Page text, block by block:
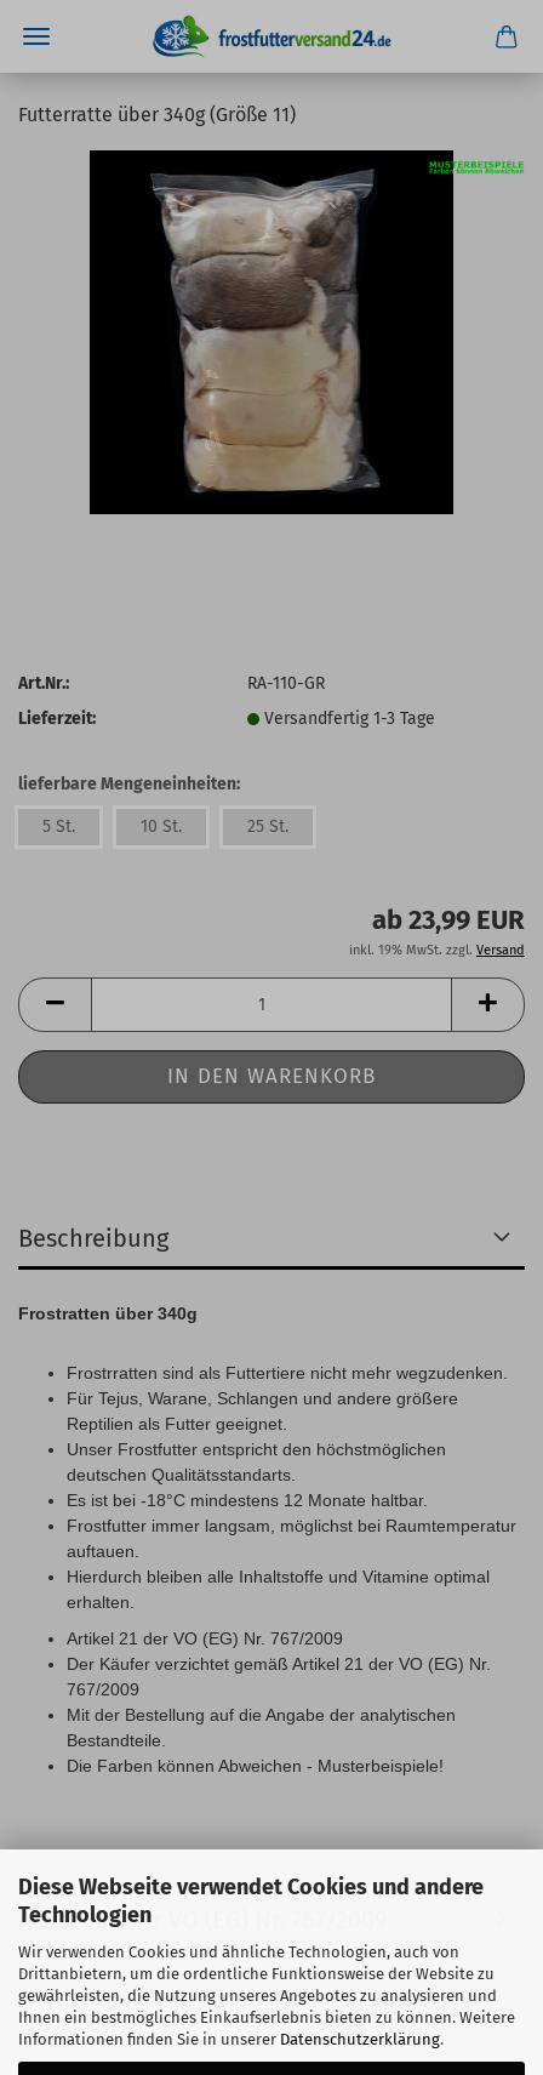
Diese Webseite verwendet Cookies und andere
Technologien
Wir verwenden Cookies und ähnliche Technologien, auch von
Drittanbietern, um die ordentliche Funktionsweise der Website zu
gewährleisten, die Nutzung unseres Angebotes zu analysieren und
Ihnen ein bestmögliches Einkaufserlebnis bieten zu können. Weitere
Informationen finden Sie in unserer Datenschutzerklärung.
Futterratte über 340g (Größe 11)
Art.Nr.:
RA-110-GR
Lieferzeit:
Versandfertig 1-3 Tage
lieferbare Mengeneinheiten:
5 St. 10 St. 25 St.
ab 23,99 EUR
inkl. 19% MwSt. zzgl. Versand
Beschreibung
Frostratten über 340g
Frostrratten sind als Futtertiere nicht mehr wegzudenken.
Für Tejus, Warane, Schlangen und andere größere
Reptilien als Futter geeignet.
Unser Frostfutter entspricht den höchstmöglichen
deutschen Qualitätsstandarts.
Es ist bei -18°C mindestens 12 Monate haltbar.
Frostfutter immer langsam, möglichst bei Raumtemperatur
auftauen.
Hierdurch bleiben alle Inhaltstoffe und Vitamine optimal
erhalten.
Artikel 21 der VO (EG) Nr. 767/2009
Der Käufer verzichtet gemäß Artikel 21 der VO (EG) Nr.
767/2009
Mit der Bestellung auf die Angabe der analytischen
Bestandteile.
Die Farben können Abweichen - Musterbeispiele!
Artikel 21 der VO (EG) Nr. 767/2009